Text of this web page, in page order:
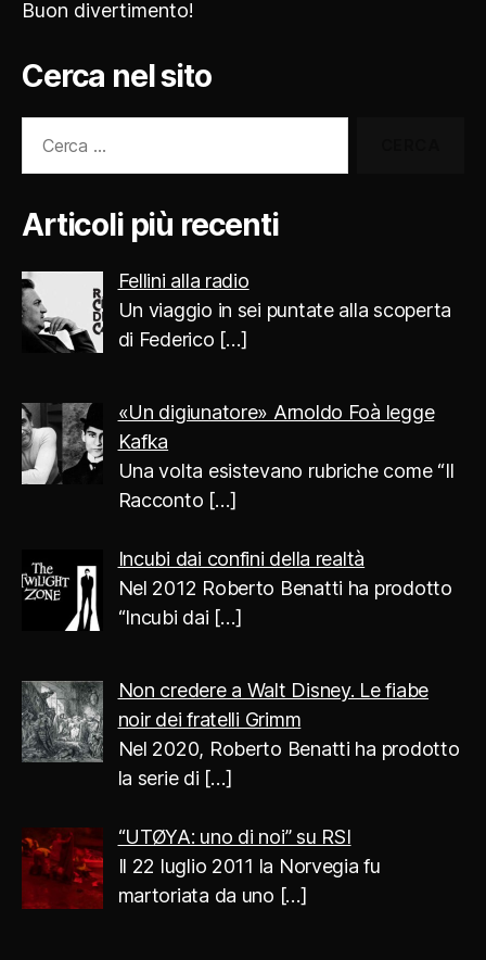
Buon divertimento!
Cerca nel sito
Articoli più recenti
Fellini alla radio
Un viaggio in sei puntate alla scoperta
di Federico […]
«Un digiunatore» Arnoldo Foà legge
Kafka
Una volta esistevano rubriche come “Il
Racconto […]
Incubi dai confini della realtà
Nel 2012 Roberto Benatti ha prodotto
“Incubi dai […]
Non credere a Walt Disney. Le fiabe
noir dei fratelli Grimm
Nel 2020, Roberto Benatti ha prodotto
la serie di […]
“UTØYA: uno di noi” su RSI
Il 22 luglio 2011 la Norvegia fu
martoriata da uno […]